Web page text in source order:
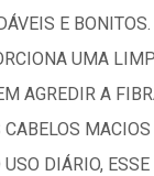
E
UMA
AGREDIR A
MACIOS
DIÁRIO,